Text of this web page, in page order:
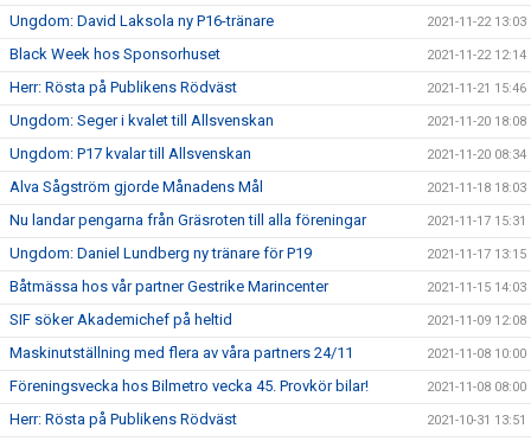
Ungdom: David Laksola ny P16-tränare 2021-11-22 13:03
Black Week hos Sponsorhuset 2021-11-22 12:14
Herr: Rösta på Publikens Rödväst 2021-11-21 15:46
Ungdom: Seger i kvalet till Allsvenskan 2021-11-20 18:08
Ungdom: P17 kvalar till Allsvenskan 2021-11-20 08:34
Alva Sågström gjorde Månadens Mål 2021-11-18 18:03
Nu landar pengarna från Gräsroten till alla föreningar 2021-11-17 15:31
Ungdom: Daniel Lundberg ny tränare för P19 2021-11-17 13:15
Båtmässa hos vår partner Gestrike Marincenter 2021-11-15 14:03
SIF söker Akademichef på heltid 2021-11-09 12:08
Maskinutställning med flera av våra partners 24/11 2021-11-08 10:00
Föreningsvecka hos Bilmetro vecka 45. Provkör bilar! 2021-11-08 08:00
Herr: Rösta på Publikens Rödväst 2021-10-31 13:51